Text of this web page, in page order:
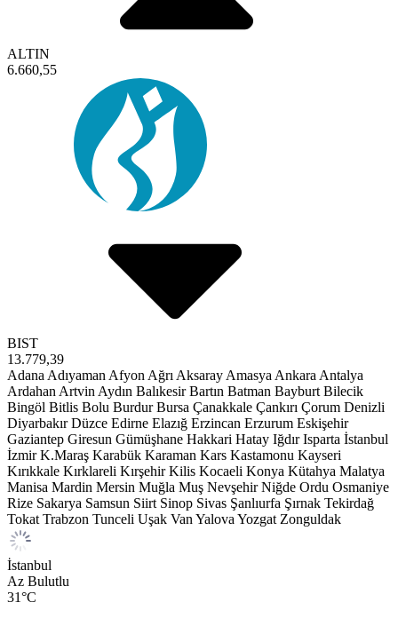
ALTIN
6.660,55
BIST
13.779,39
Adana Adıyaman Afyon Ağrı Aksaray Amasya Ankara Antalya
Ardahan Artvin Aydın Balıkesir Bartın Batman Bayburt Bilecik
Bingöl Bitlis Bolu Burdur Bursa Çanakkale Çankırı Çorum Denizli
Diyarbakır Düzce Edirne Elazığ Erzincan Erzurum Eskişehir
Gaziantep Giresun Gümüşhane Hakkari Hatay Iğdır Isparta İstanbul
İzmir K.Maraş Karabük Karaman Kars Kastamonu Kayseri
Kırıkkale Kırklareli Kırşehir Kilis Kocaeli Konya Kütahya Malatya
Manisa Mardin Mersin Muğla Muş Nevşehir Niğde Ordu Osmaniye
Rize Sakarya Samsun Siirt Sinop Sivas Şanlıurfa Şırnak Tekirdağ
Tokat Trabzon Tunceli Uşak Van Yalova Yozgat Zonguldak
İstanbul
Az Bulutlu
31°C